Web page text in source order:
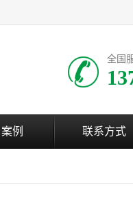
全国
例 联系方式